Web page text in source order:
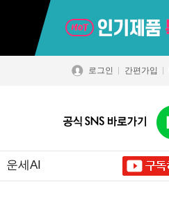
로그인 간편가입
운세AI